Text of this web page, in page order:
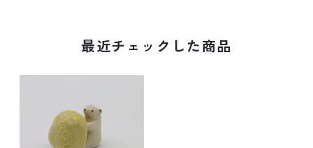
最近チェックした商品